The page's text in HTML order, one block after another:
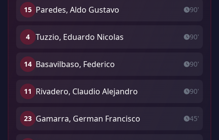
15 Paredes, Aldo Gustavo 90'
4 Tuzzio, Eduardo Nicolas 90'
14 Basavilbaso, Federico 90'
11 Rivadero, Claudio Alejandro 90'
23 Gamarra, German Francisco 45'